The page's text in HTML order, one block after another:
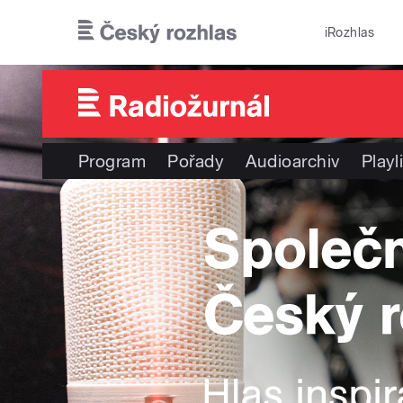
iRozhlas
Program Pořady Audioarchiv